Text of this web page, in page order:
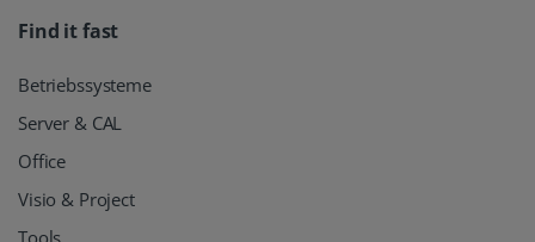
Find it fast
Betriebssysteme
Server & CAL
Office
Visio & Project